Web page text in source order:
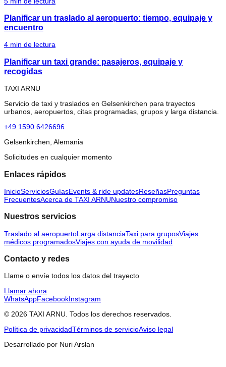
Planificar un traslado al aeropuerto: tiempo, equipaje y
encuentro
4 min de lectura
Planificar un taxi grande: pasajeros, equipaje y
recogidas
TAXI ARNU
Servicio de taxi y traslados en Gelsenkirchen para trayectos
urbanos, aeropuertos, citas programadas, grupos y larga distancia.
+49 1590 6426696
Gelsenkirchen, Alemania
Solicitudes en cualquier momento
Enlaces rápidos
InicioServiciosGuíasEvents & ride updatesReseñasPreguntas
FrecuentesAcerca de TAXI ARNUNuestro compromiso
Nuestros servicios
Traslado al aeropuertoLarga distanciaTaxi para gruposViajes
médicos programadosViajes con ayuda de movilidad
Contacto y redes
Llame o envíe todos los datos del trayecto
Llamar ahora
WhatsAppFacebookInstagram
© 2026 TAXI ARNU. Todos los derechos reservados.
Política de privacidadTérminos de servicioAviso legal
Desarrollado por Nuri Arslan